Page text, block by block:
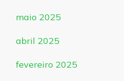
maio 2025
abril 2025
fevereiro 2025